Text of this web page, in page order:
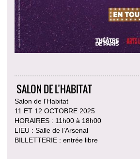
SALON DE L’HABITAT
Salon de l’Habitat
11 ET 12 OCTOBRE 2025
HORAIRES : 11h00 à 18h00
LIEU : Salle de l’Arsenal
BILLETTERIE : entrée libre